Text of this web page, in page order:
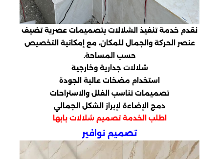
نقدم خدمة تنفيذ الشلالات بتصميمات عصرية تضيف
عنصر الحركة والجمال للمكان، مع إمكانية التخصيص
حسب المساحة.
شلالات جدارية وخارجية
استخدام مضخات عالية الجودة
تصميمات تناسب الفلل والاستراحات
دمج الإضاءة لإبراز الشكل الجمالي
اطلب الخدمةتصميم شلالات بابها
تصميم نوافير